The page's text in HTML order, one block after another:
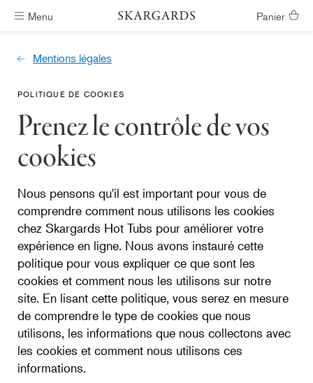
Menu Livraison gratuite Panier
Mentions légales
POLITIQUE DE COOKIES
Prenez le contrôle de vos
cookies
Nous pensons qu'il est important pour vous de
comprendre comment nous utilisons les cookies
chez Skargards Hot Tubs pour améliorer votre
expérience en ligne. Nous avons instauré cette
politique pour vous expliquer ce que sont les
cookies et comment nous les utilisons sur notre
site. En lisant cette politique, vous serez en mesure
de comprendre le type de cookies que nous
utilisons, les informations que nous collectons avec
les cookies et comment nous utilisons ces
informations.